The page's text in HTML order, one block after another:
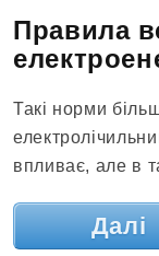
Правила
Такі норми
впливає, але в
Далі